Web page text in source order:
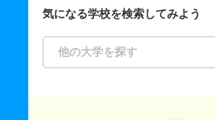
気になる学校を検索してみよう